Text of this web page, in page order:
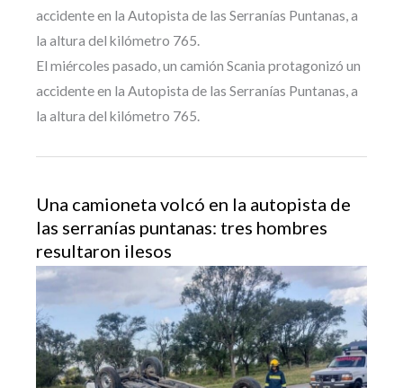
accidente en la Autopista de las Serranías Puntanas, a
la altura del kilómetro 765.
El miércoles pasado, un camión Scania protagonizó un
accidente en la Autopista de las Serranías Puntanas, a
la altura del kilómetro 765.
Una camioneta volcó en la autopista de
las serranías puntanas: tres hombres
resultaron ilesos